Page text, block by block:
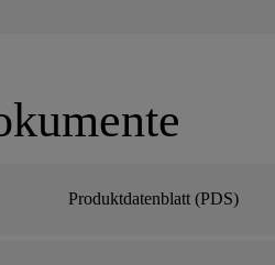
Produktdatenblatt (PDS)